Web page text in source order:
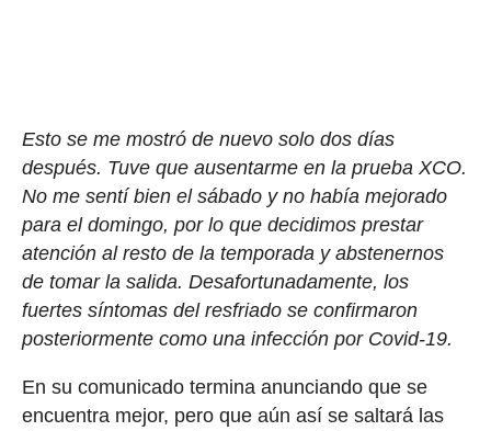
Esto se me mostró de nuevo solo dos días
después. Tuve que ausentarme en la prueba XCO.
No me sentí bien el sábado y no había mejorado
para el domingo, por lo que decidimos prestar
atención al resto de la temporada y abstenernos
de tomar la salida. Desafortunadamente, los
fuertes síntomas del resfriado se confirmaron
posteriormente como una infección por Covid-19.
En su comunicado termina anunciando que se
encuentra mejor, pero que aún así se saltará las